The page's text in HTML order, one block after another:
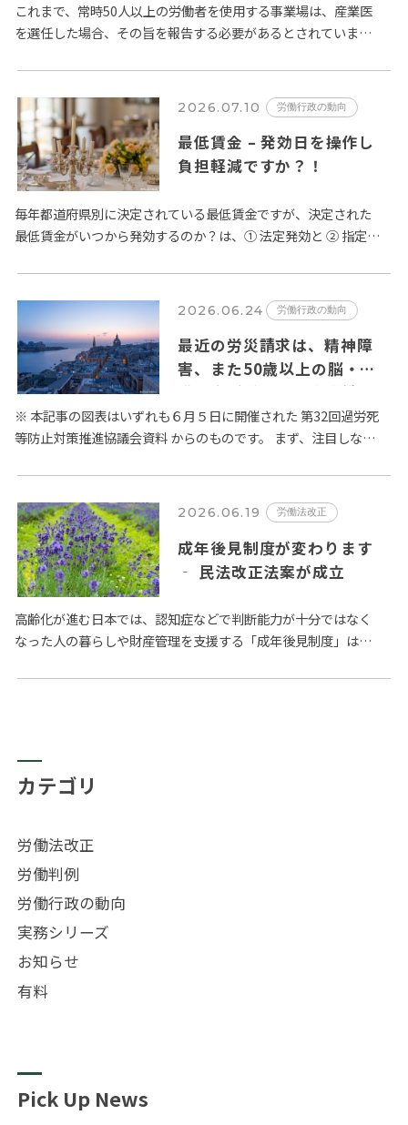
これまで、常時50人以上の労働者を使用する事業場は、産業医
を選任した場合、その旨を報告する必要があるとされていまし
合に加え、…
2026.07.10 労働行政の動向
最低賃金 – 発効日を操作し
負担軽減ですか？！
毎年都道府県別に決定されている最低賃金ですが、決定された
最低賃金がいつから発効するのか？は、① 法定発効と ② 指定日
「公…
2026.06.24 労働行政の動向
最近の労災請求は、精神障
害、また50歳以上の脳・心
臓疾患が増加 – 厚生労働省
過労死等防止対策推進協議会
の議論から
※ 本記事の図表はいずれも６月５日に開催された 第32回過労死
等防止対策推進協議会資料 からのものです。 まず、注目しなけ
…
2026.06.19 労働法改正
成年後見制度が変わります
‐ 民法改正法案が成立
高齢化が進む日本では、認知症などで判断能力が十分ではなく
なった人の暮らしや財産管理を支援する「成年後見制度」は
制度についてい…
カテゴリ
労働法改正
労働判例
労働行政の動向
実務シリーズ
お知らせ
有料
Pick Up News